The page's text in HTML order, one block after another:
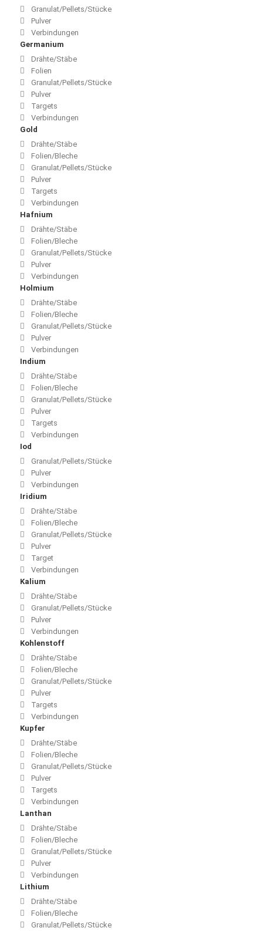
Granulat/Pellets/Stücke
Pulver
Verbindungen
Germanium
Drähte/Stäbe
Folien
Granulat/Pellets/Stücke
Pulver
Targets
Verbindungen
Gold
Drähte/Stäbe
Folien/Bleche
Granulat/Pellets/Stücke
Pulver
Targets
Verbindungen
Hafnium
Drähte/Stäbe
Folien/Bleche
Granulat/Pellets/Stücke
Pulver
Verbindungen
Holmium
Drähte/Stäbe
Folien/Bleche
Granulat/Pellets/Stücke
Pulver
Verbindungen
Indium
Drähte/Stäbe
Folien/Bleche
Granulat/Pellets/Stücke
Pulver
Targets
Verbindungen
Iod
Granulat/Pellets/Stücke
Pulver
Verbindungen
Iridium
Drähte/Stäbe
Folien/Bleche
Granulat/Pellets/Stücke
Pulver
Target
Verbindungen
Kalium
Drähte/Stäbe
Granulat/Pellets/Stücke
Pulver
Verbindungen
Kohlenstoff
Drähte/Stäbe
Folien/Bleche
Granulat/Pellets/Stücke
Pulver
Targets
Verbindungen
Kupfer
Drähte/Stäbe
Folien/Bleche
Granulat/Pellets/Stücke
Pulver
Targets
Verbindungen
Lanthan
Drähte/Stäbe
Folien/Bleche
Granulat/Pellets/Stücke
Pulver
Verbindungen
Lithium
Drähte/Stäbe
Folien/Bleche
Granulat/Pellets/Stücke